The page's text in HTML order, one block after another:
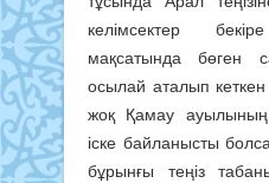
келімсектер
мақсатында бөген
осылай аталып кеткен
жоқ Қамау
іске байланысты
бұрынғы теңіз